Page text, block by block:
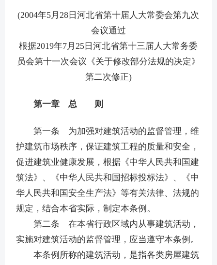
(2004年5月28日河北省第十届人大常委会第九次
会议通过
根据2019年7月25日河北省第十三届人大常务委
员会第十一次会议《关于修改部分法规的决定》
第二次修正)
第一章 总 则
第一条 为加强对建筑活动的监督管理，维
护建筑市场秩序，保证建筑工程的质量和安全，
促进建筑业健康发展，根据《中华人民共和国建
筑法》、《中华人民共和国招标投标法》、《中
华人民共和国安全生产法》等有关法律、法规的
规定，结合本省实际，制定本条例。
第二条 在本省行政区域内从事建筑活动，
实施对建筑活动的监督管理，应当遵守本条例。
本条例所称的建筑活动，是指各类房屋建筑